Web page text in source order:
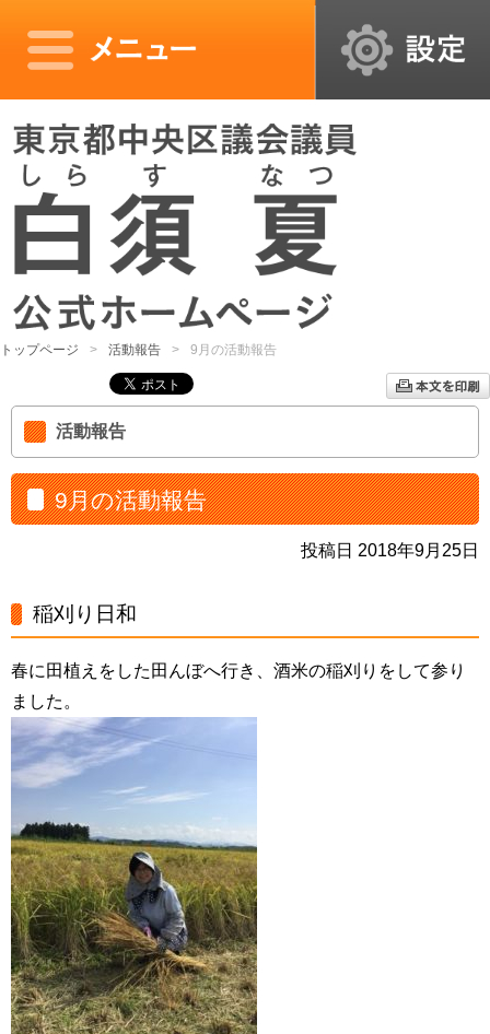
トップページ 活動報告 9月の活動報告
活動報告
9月の活動報告
投稿日 2018年9月25日
稲刈り日和
春に田植えをした田んぼへ行き、酒米の稲刈りをして参り
ました。